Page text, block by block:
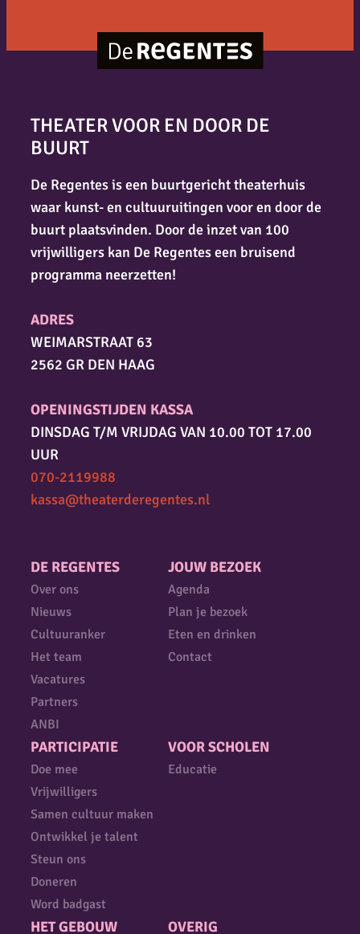
DE REGENTES
Over ons
Nieuws
Cultuuranker
Het team
Vacatures
Partners
ANBI
JOUW BEZOEK
Agenda
Plan je bezoek
Eten en drinken
Contact
PARTICIPATIE
Doe mee
Vrijwilligers
Samen cultuur maken
Ontwikkel je talent
Steun ons
Doneren
Word badgast
VOOR SCHOLEN
Educatie
HET GEBOUW OVERIG
THEATER VOOR EN DOOR DE
BUURT
De Regentes is een buurtgericht theaterhuis
waar kunst- en cultuuruitingen voor en door de
buurt plaatsvinden. Door de inzet van 100
vrijwilligers kan De Regentes een bruisend
programma neerzetten!
ADRES
WEIMARSTRAAT 63
2562 GR DEN HAAG
OPENINGSTIJDEN KASSA
DINSDAG T/M VRIJDAG VAN 10.00 TOT 17.00
UUR
070-2119988
kassa@theaterderegentes.nl